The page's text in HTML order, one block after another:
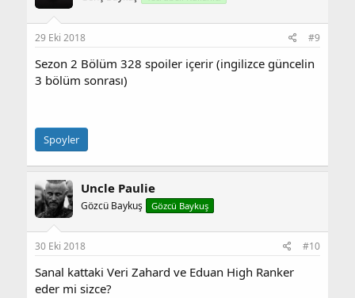
29 Eki 2018 #9
Sezon 2 Bölüm 328 spoiler içerir (ingilizce güncelin
3 bölüm sonrası)
Spoyler
Uncle Paulie
Gözcü Baykuş Gözcü Baykuş
30 Eki 2018 #10
Sanal kattaki Veri Zahard ve Eduan High Ranker
eder mi sizce?